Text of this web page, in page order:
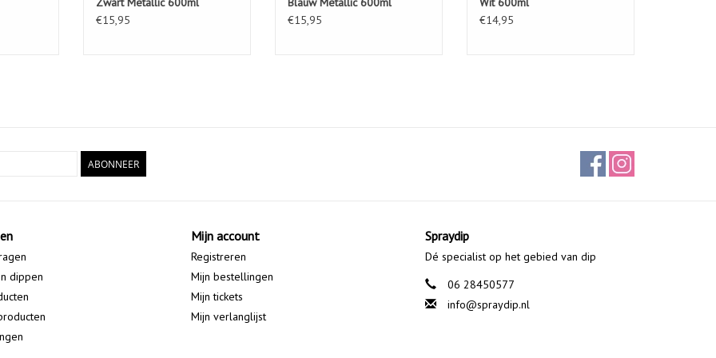
€15,95
€15,95
€14,95
ABONNEER
dippen
Mijn account
Registreren
Mijn bestellingen
Mijn tickets
Mijn verlanglijst
Spraydip
Dé specialist op het gebied van dip
06 28450577
info@spraydip.nl